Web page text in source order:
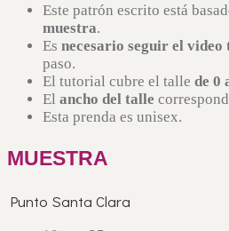
Este patrón escrito está
muestra.
Es necesario seguir el
paso.
El tutorial cubre el talle de 0
El ancho del talle
Esta prenda es unisex.
MUESTRA
Punto Santa Clara